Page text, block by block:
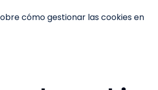
cómo gestionar las cookies en